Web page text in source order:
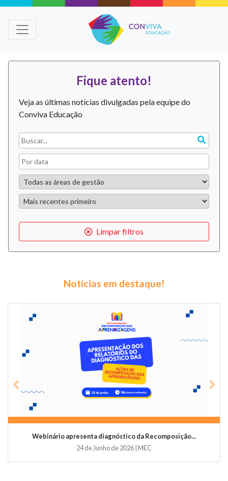
Fique atento!
Veja as últimas notícias divulgadas pela equipe do
Conviva Educação
Limpar filtros
Notícias em destaque!
Webinário apresenta diagnóstico da Recomposição...
24 de Junho de 2026 | MEC
Previous